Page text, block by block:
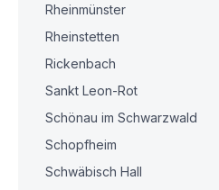
Rheinmünster
Rheinstetten
Rickenbach
Sankt Leon-Rot
Schönau im Schwarzwald
Schopfheim
Schwäbisch Hall